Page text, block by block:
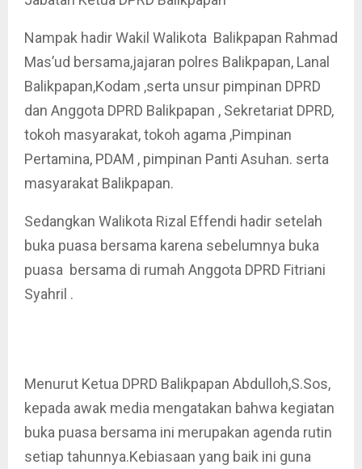
Nampak hadir Wakil Walikota Balikpapan Rahmad
Mas’ud bersama,jajaran polres Balikpapan, Lanal
Balikpapan,Kodam ,serta unsur pimpinan DPRD
dan Anggota DPRD Balikpapan , Sekretariat DPRD,
tokoh masyarakat, tokoh agama ,Pimpinan
Pertamina, PDAM , pimpinan Panti Asuhan. serta
masyarakat Balikpapan.
Sedangkan Walikota Rizal Effendi hadir setelah
buka puasa bersama karena sebelumnya buka
puasa bersama di rumah Anggota DPRD Fitriani
Syahril .
Menurut Ketua DPRD Balikpapan Abdulloh,S.Sos,
kepada awak media mengatakan bahwa kegiatan
buka puasa bersama ini merupakan agenda rutin
setiap tahunnya.Kebiasaan yang baik ini guna